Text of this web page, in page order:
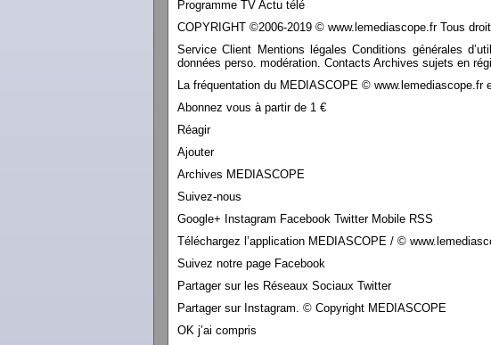
Programme TV Actu télé
COPYRIGHT ©2006-2019 © www.lemediascope.fr Tous
Service Client Mentions légales Conditions générales
données perso. modération. Contacts Archives sujets en
La fréquentation du MEDIASCOPE © www.lemediascope.fr
Abonnez vous à partir de 1 €
Réagir
Ajouter
Archives MEDIASCOPE
Suivez-nous
Google+ Instagram Facebook Twitter Mobile RSS
Téléchargez l’application MEDIASCOPE / ©
Suivez notre page Facebook
Partager sur les Réseaux Sociaux Twitter
Partager sur Instagram. © Copyright MEDIASCOPE
OK j’ai compris